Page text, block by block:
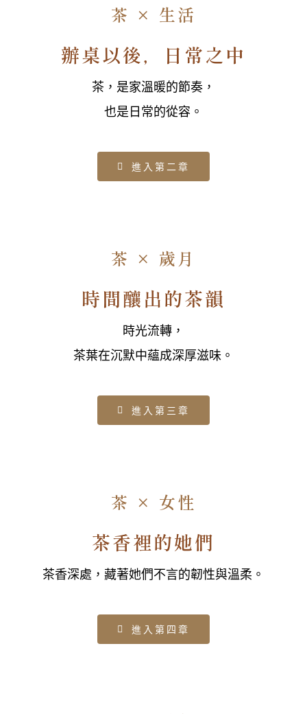
茶 × 生活
辦桌以後，日常之中
茶，是家溫暖的節奏，
也是日常的從容。
進入第二章
茶 × 歲月
時間釀出的茶韻
時光流轉，
茶葉在沉默中蘊成深厚滋味。
進入第三章
茶 × 女性
茶香裡的她們
茶香深處，藏著她們不言的韌性與溫柔。
進入第四章